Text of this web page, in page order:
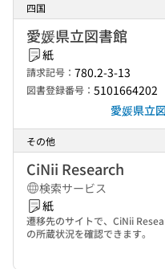
四国
愛媛県立図書館
紙
請求記号： 780.2-3-13
図書登録番号： 5101664202
愛媛県立
その他
CiNii Research
検索サービス
紙
遷移先のサイトで、CiNii
の所蔵状況を確認できます。